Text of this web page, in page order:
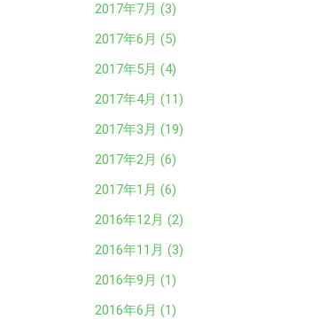
2017年7月 (3)
2017年6月 (5)
2017年5月 (4)
2017年4月 (11)
2017年3月 (19)
2017年2月 (6)
2017年1月 (6)
2016年12月 (2)
2016年11月 (3)
2016年9月 (1)
2016年6月 (1)